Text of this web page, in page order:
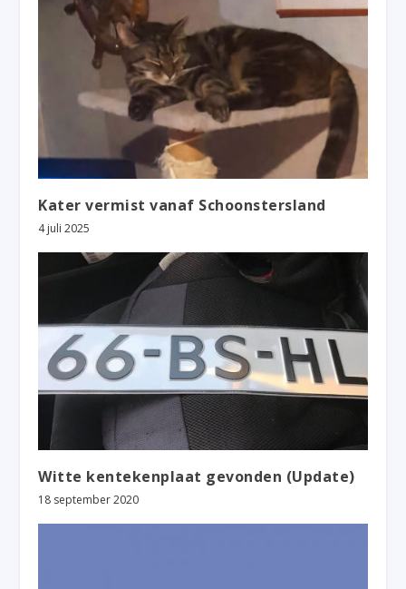
Kater vermist vanaf Schoonstersland
4 juli 2025
Witte kentekenplaat gevonden (Update)
18 september 2020